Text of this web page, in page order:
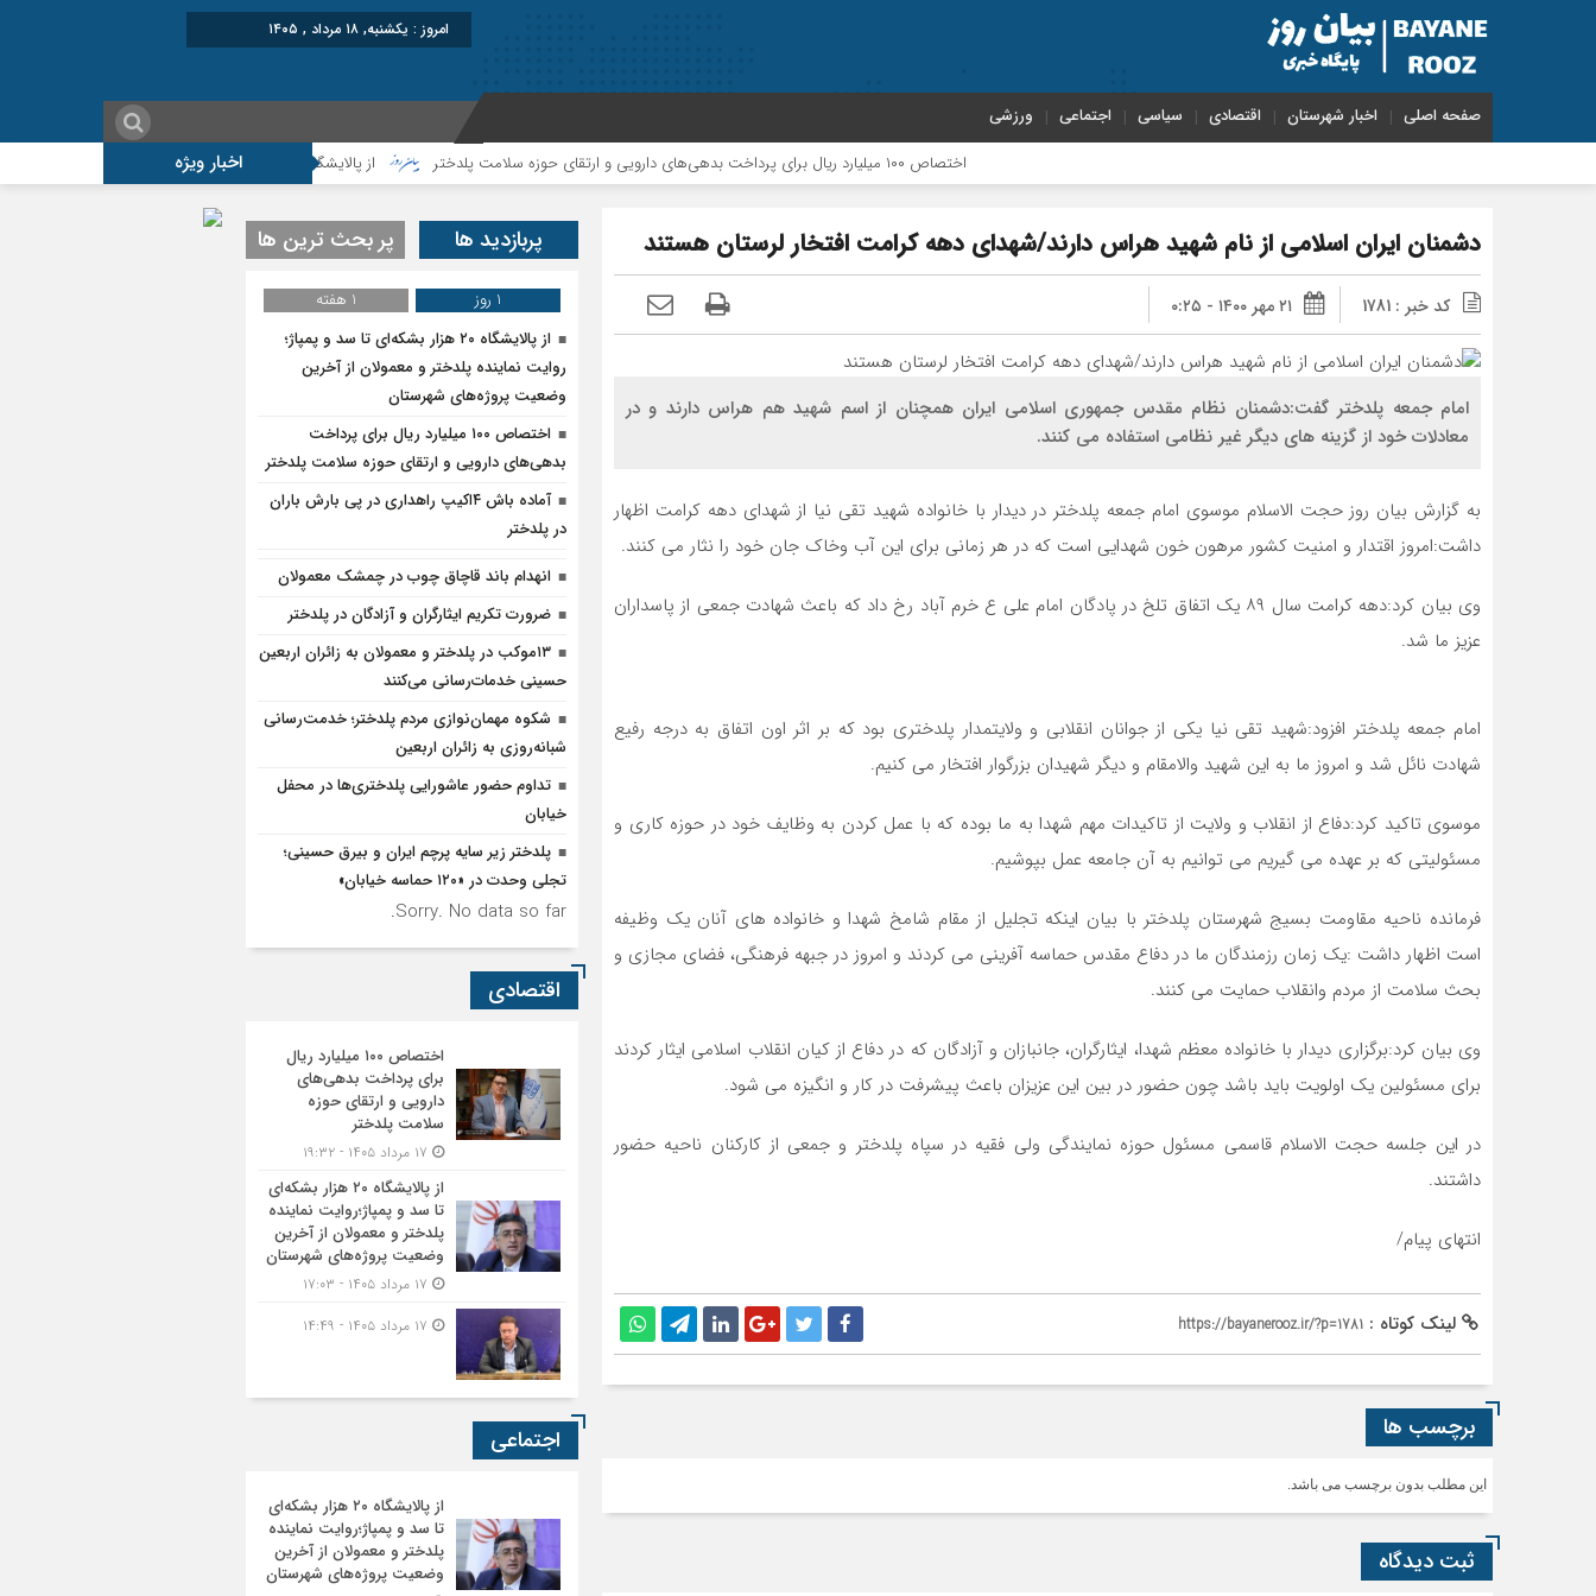
برابر با : Sunday - 9 Aug
صفحه اصلی اخبار شهرستان اقتصادی سیاسی اجتماعی ورزشی
اخبار ویژه اختصاص ۱۰۰ میلیارد ریال برای پرداخت بدهی‌های دارویی و ارتقای حوزه سلامت پلدختر از پالایشگاه ۲۰ هزار بشکه‌ای تا سد و پمپاژ؛روایت نماینده پلدختر و معمولان از آخرین وضعیت پروژه‌های شهرستان
دشمنان ایران اسلامی از نام شهید هراس دارند/شهدای دهه کرامت افتخار لرستان هستند
کد خبر : 1781 ۲۱ مهر ۱۴۰۰ - ۰:۲۵
امام جمعه پلدختر گفت:دشمنان نظام مقدس جمهوری اسلامی ایران همچنان از اسم شهید هم هراس دارند و در
معادلات خود از گزینه های دیگر غیر نظامی استفاده می کنند.
به گزارش بیان روز حجت الاسلام موسوی امام جمعه پلدختر در دیدار با خانواده شهید تقی نیا از شهدای دهه کرامت اظهار
داشت:امروز اقتدار و امنیت کشور مرهون خون شهدایی است که در هر زمانی برای این آب وخاک جان خود را نثار می کنند.
وی بیان کرد:دهه کرامت سال ۸۹ یک اتفاق تلخ در پادگان امام علی ع خرم آباد رخ داد که باعث شهادت جمعی از پاسداران
عزیز ما شد.
امام جمعه پلدختر افزود:شهید تقی نیا یکی از جوانان انقلابی و ولایتمدار پلدختری بود که بر اثر اون اتفاق به درجه رفیع
شهادت نائل شد و امروز ما به این شهید والامقام و دیگر شهیدان بزرگوار افتخار می کنیم.
موسوی تاکید کرد:دفاع از انقلاب و ولایت از تاکیدات مهم شهدا به ما بوده که با عمل کردن به وظایف خود در حوزه کاری و
مسئولیتی که بر عهده می گیریم می توانیم به آن جامعه عمل بپوشیم.
فرمانده ناحیه مقاومت بسیج شهرستان پلدختر با بیان اینکه تجلیل از مقام شامخ شهدا و خانواده های آنان یک وظیفه
است اظهار داشت :یک زمان رزمندگان ما در دفاع مقدس حماسه آفرینی می کردند و امروز در جبهه فرهنگی، فضای مجازی و
بحث سلامت از مردم وانقلاب حمایت می کنند.
وی بیان کرد:برگزاری دیدار با خانواده معظم شهدا، ایثارگران، جانبازان و آزادگان که در دفاع از کیان انقلاب اسلامی ایثار کردند
برای مسئولین یک اولویت باید باشد چون حضور در بین این عزیزان باعث پیشرفت در کار و انگیزه می شود.
در این جلسه حجت الاسلام قاسمی مسئول حوزه نمایندگی ولی فقیه در سپاه پلدختر و جمعی از کارکنان ناحیه حضور
داشتند.
انتهای پیام/
لینک کوتاه : https://bayanerooz.ir/?p=1781
برچسب ها
این مطلب بدون برچسب می باشد.
ثبت دیدگاه
پربازدید ها پر بحث ترین ها
1 روز
1 هفته
از پالایشگاه ۲۰ هزار بشکه‌ای تا سد و پمپاژ؛
روایت نماینده پلدختر و معمولان از آخرین
وضعیت پروژه‌های شهرستان
اختصاص ۱۰۰ میلیارد ریال برای پرداخت
بدهی‌های دارویی و ارتقای حوزه سلامت پلدختر
آماده باش ۴‌اکیپ راهداری در پی بارش باران
در پلدختر
انهدام باند قاچاق چوب در چمشک معمولان
ضرورت تکریم ایثارگران و آزادگان در پلدختر
۱۳موکب در پلدختر و معمولان به زائران اربعین
حسینی خدمات‌رسانی می‌کنند
شکوه مهمان‌نوازی مردم پلدختر؛ خدمت‌رسانی
شبانه‌روزی به زائران اربعین
تداوم حضور عاشورایی پلدختری‌ها در محفل
خیابان
پلدختر زیر سایه پرچم ایران و بیرق حسینی؛
تجلی وحدت در «۱۲۰ حماسه خیابان»
Sorry. No data so far.
اقتصادی
اختصاص ۱۰۰ میلیارد ریال
برای پرداخت بدهی‌های
دارویی و ارتقای حوزه
سلامت پلدختر
از پالایشگاه ۲۰ هزار بشکه‌ای
تا سد و پمپاژ؛روایت نماینده
پلدختر و معمولان از آخرین
وضعیت پروژه‌های شهرستان
اجتماعی
از پالایشگاه ۲۰ هزار بشکه‌ای
تا سد و پمپاژ؛روایت نماینده
پلدختر و معمولان از آخرین
وضعیت پروژه‌های شهرستان